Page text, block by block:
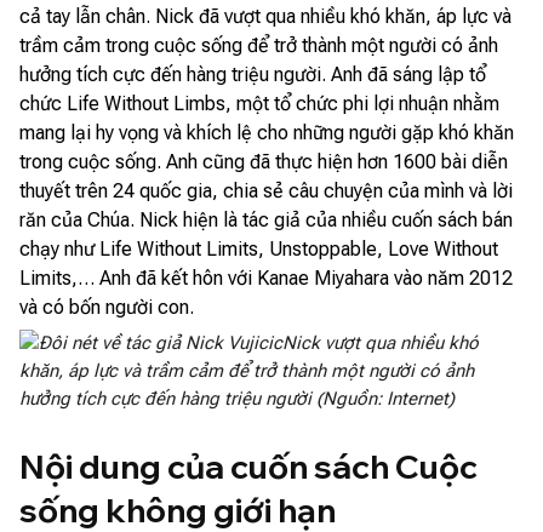
cả tay lẫn chân. Nick đã vượt qua nhiều khó khăn, áp lực và
trầm cảm trong cuộc sống để trở thành một người có ảnh
hưởng tích cực đến hàng triệu người. Anh đã sáng lập tổ
chức Life Without Limbs, một tổ chức phi lợi nhuận nhằm
mang lại hy vọng và khích lệ cho những người gặp khó khăn
trong cuộc sống. Anh cũng đã thực hiện hơn 1600 bài diễn
thuyết trên 24 quốc gia, chia sẻ câu chuyện của mình và lời
răn của Chúa. Nick hiện là tác giả của nhiều cuốn sách bán
chạy như Life Without Limits, Unstoppable, Love Without
Limits,… Anh đã kết hôn với Kanae Miyahara vào năm 2012
và có bốn người con.
Nick vượt qua nhiều khó
khăn, áp lực và trầm cảm để trở thành một người có ảnh
hưởng tích cực đến hàng triệu người (Nguồn: Internet)
Nội dung của cuốn sách Cuộc
sống không giới hạn